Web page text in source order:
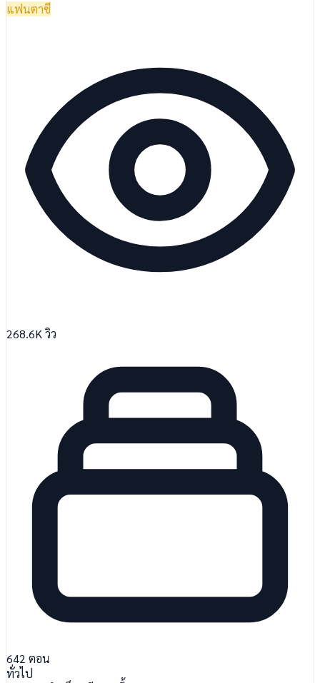
แฟนตาซี
268.6K วิว
642 ตอน
ทั่วไป